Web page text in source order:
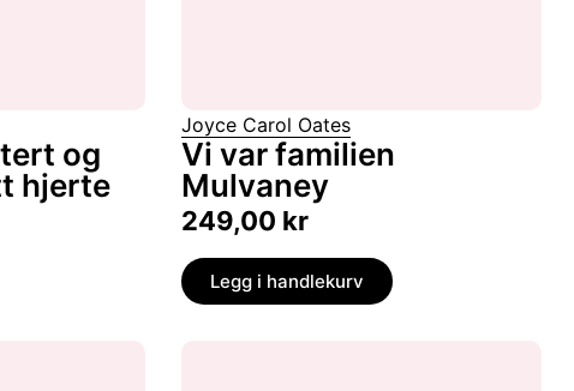
og
hjerte
Joyce Carol Oates
Vi var familien
Mulvaney
249,00 kr
Legg i handlekurv